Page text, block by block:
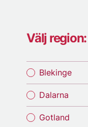
Välj region:
Blekinge
Dalarna
Gotland